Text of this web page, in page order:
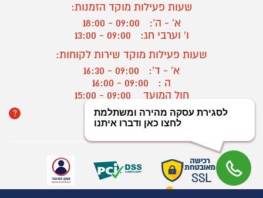
שעות פעילות מוקד הזמנות:
א' - ה':
09:00 - 18:00
ו' וערבי חג:
09:00 - 13:00
שעות פעילות מוקד שירות לקוחות:
א' - ד':
09:00 - 16:30
ה :
09:00 - 16:00
חול המועד
? יצירת קשר/ביטול הזמנה